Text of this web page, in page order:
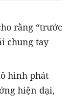
rằng “trước
chung tay
hình phát
hiện đại,